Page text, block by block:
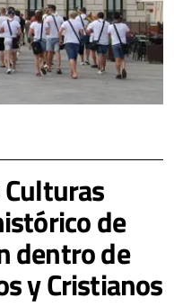
Culturas
de
dentro de
y Cristianos